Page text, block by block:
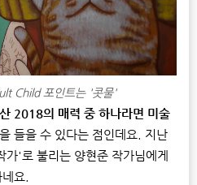
Child 포인트는 '콧물'
2018의 매력 중 하나라면 미술
을 들을 수 있다는 점인데요. 지난
'로 불리는 양현준 작가님에게
요.